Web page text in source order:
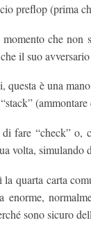
preflop (prima
che non
il suo
questa è una
fare “check” o,
volta, simulando
la quarta carta
enorme,
sono sicuro